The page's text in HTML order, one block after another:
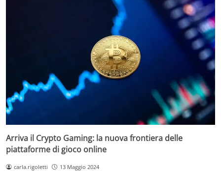
Arriva il Crypto Gaming: la nuova frontiera delle
piattaforme di gioco online
carla.rigoletti 13 Maggio 2024